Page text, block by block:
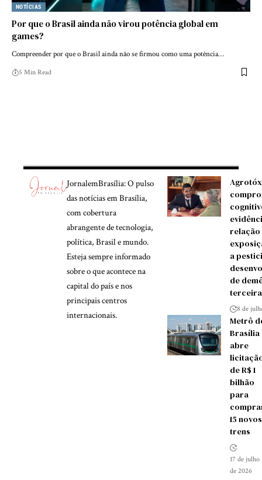
NOTÍCIAS
Por que o Brasil ainda não virou potência global em
games?
Compreender por que o Brasil ainda não se firmou como uma potência…
5 Min Read
JornalemBrasília: O pulso
das notícias em Brasília,
com cobertura
abrangente de tecnologia,
política, Brasil e mundo.
Esteja sempre informado
sobre o que acontece na
capital do país e nos
principais centros
internacionais.
a
de
8 de
Metrô
Brasília
abre
de R$ 1
bilhão
para
15 novos
trens
17 de julho
de 2026